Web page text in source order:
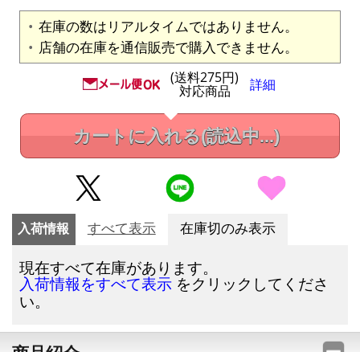
在庫の数はリアルタイムではありません。
店舗の在庫を通信販売で購入できません。
(送料275円)
対応商品 詳細
カートに入れる(読込中...)
入荷情報 すべて表示 在庫切のみ表示
現在すべて在庫があります。
入荷情報をすべて表示 をクリックしてくださ
い。